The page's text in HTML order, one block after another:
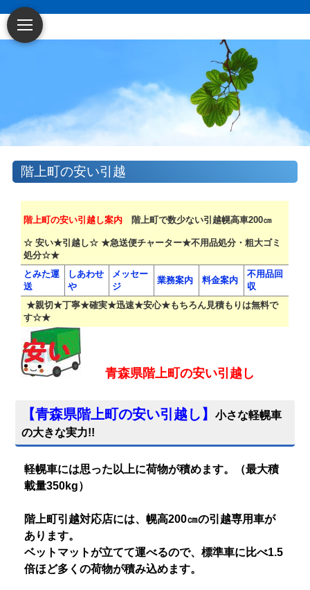
階上町の安い引越
階上町の安い引越し案内 階上町で数少ない引越幌高車200㎝
☆ 安い★引越し☆ ★急送便チャーター★不用品処分・粗大ゴミ
処分☆★
とみた運
送
しあわせ
や
メッセー
ジ
業務案内 料金案内
不用品回
収
★親切★丁寧★確実★迅速★安心★もちろん見積もりは無料で
す☆★
青森県階上町の安い引越し
【青森県階上町の安い引越し 】小さな軽幌車
の大きな実力!!
軽幌車には思った以上に荷物が積めます。（最大積
載量350kg）
階上町引越対応店には、幌高200㎝の引越専用車が
あります。
ベットマットが立てて運べるので、標準車に比べ1.5
倍ほど多くの荷物が積み込めます。